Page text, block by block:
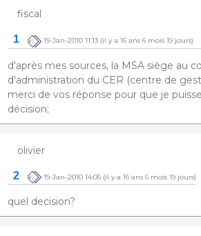
fiscal
1 19-Jan-2010 11:13(il y a 16 ans 6 mois 19 jours)
d'après mes sources, la MSA siège au
d'administration du CER (centre de
merci de vos réponse pour que je
décision;
olivier
2 19-Jan-2010 14:05(il y a 16 ans 6 mois 19 jours)
quel decision?